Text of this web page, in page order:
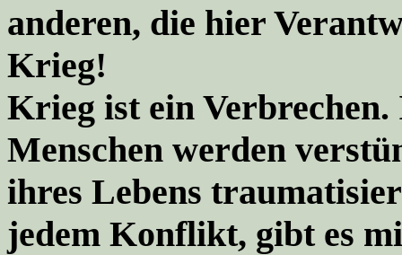
anderen, die hier
Krieg!
Krieg ist ein
Menschen werden
ihres Lebens
jedem Konflikt, gibt es